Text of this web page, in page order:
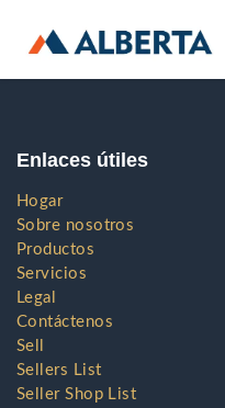
Enlaces útiles
Hogar
Sobre nosotros
Productos
Servicios
Legal
Contáctenos
Sell
Sellers List
Seller Shop List